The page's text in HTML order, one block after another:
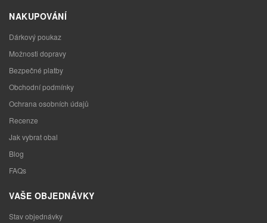
NAKUPOVÁNÍ
Dárkový poukaz
Možnosti dopravy
Bezpečné platby
Obchodní podmínky
Ochrana osobních údajů
Recenze
Jak vybrat obal
Blog
FAQs
VAŠE OBJEDNÁVKY
Stav objednávky